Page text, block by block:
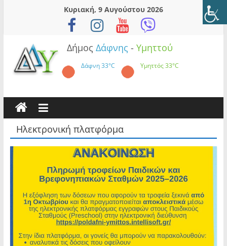
Κυριακή, 9 Αυγούστου 2026
Δήμος Δάφνης - Υμηττού
Δάφνη33°C Υμηττός33°C
Ηλεκτρονική πλατφόρμα